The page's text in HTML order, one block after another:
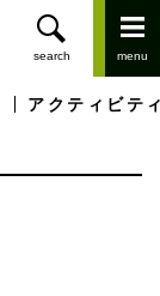
アクティビテ